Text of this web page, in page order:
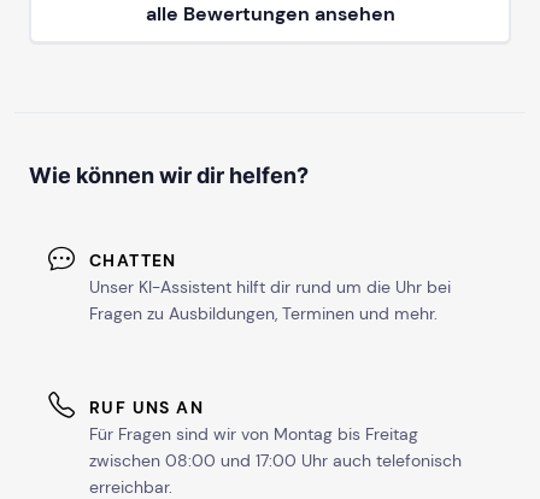
alle Bewertungen ansehen
Wie können wir dir helfen?
CHATTEN
Unser KI-Assistent hilft dir rund um die Uhr bei
Fragen zu Ausbildungen, Terminen und mehr.
RUF UNS AN
Für Fragen sind wir von Montag bis Freitag
zwischen 08:00 und 17:00 Uhr auch telefonisch
erreichbar.